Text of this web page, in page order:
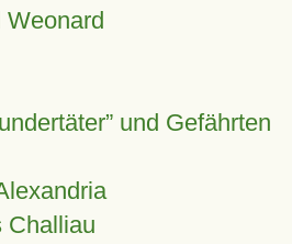
Weonard
und Gefährten
Challiau